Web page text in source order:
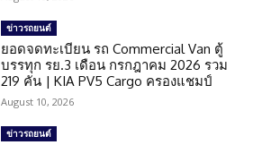
ข่าวรถยนต์
ยอดจดทะเบียน รถ Commercial Van ตู้
บรรทุก รย.3 เดือน กรกฎาคม 2026 รวม
219 คัน | KIA PV5 Cargo ครองแชมป์
August 10, 2026
ข่าวรถยนต์